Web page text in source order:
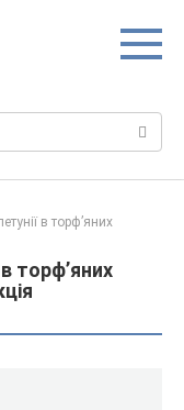
в торф’яних
торф’яних